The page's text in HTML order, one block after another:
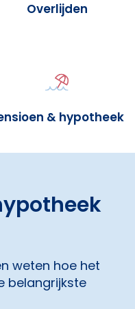
Overlijden
& hypotheek
weten hoe het
belangrijkste